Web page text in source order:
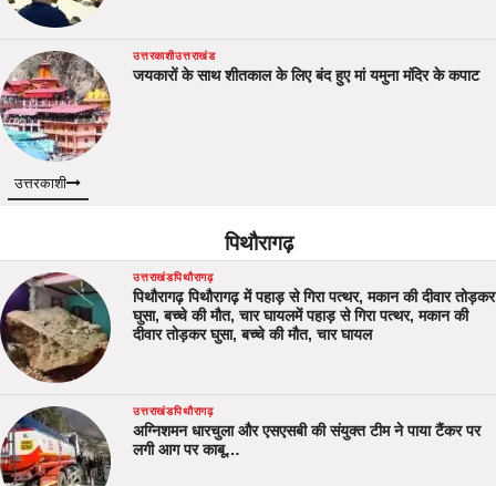
उत्तरकाशीउत्तराखंड
जयकारों के साथ शीतकाल के लिए बंद हुए मां यमुना मंदिर के कपाट
उत्तरकाशी
पिथौरागढ़
उत्तराखंडपिथौरागढ़
पिथौरागढ़ पिथौरागढ़ में पहाड़ से गिरा पत्थर, मकान की दीवार तोड़कर
घुसा, बच्चे की मौत, चार घायलमें पहाड़ से गिरा पत्थर, मकान की
दीवार तोड़कर घुसा, बच्चे की मौत, चार घायल
उत्तराखंडपिथौरागढ़
अग्निशमन धारचुला और एसएसबी की संयुक्त टीम ने पाया टैंकर पर
लगी आग पर काबू…